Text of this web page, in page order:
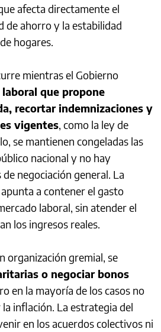
afecta directamente el
de ahorro y la estabilidad
hogares.
mientras el Gobierno
que propone
recortar indemnizaciones y
vigentes, como la ley de
se mantienen congeladas las
nacional y no hay
negociación general. La
a contener el gasto
laboral, sin atender el
los ingresos reales.
organización gremial, se
o negociar bonos
en la mayoría de los casos no
inflación. La estrategia del
en los acuerdos colectivos ni